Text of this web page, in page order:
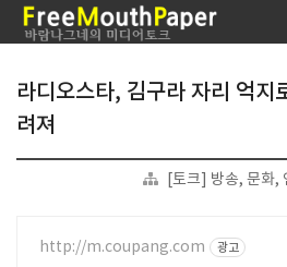
라디오스타, 김구라 자리 억지
려져
[토크] 방송, 문화,
http://m.coupang.com 광고